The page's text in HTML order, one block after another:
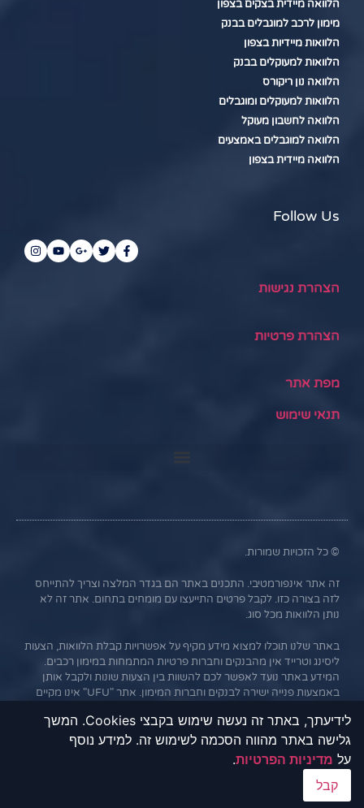
הלוואה מיידית בצקים בצפון
מימון לרכב למוגבלים בבנק
הלוואות מיידיות בצפון
הלוואות למעוקלים בבנק
הלוואה נון ריקורס
הלוואות למעוקלים ומוגבלים
הלוואה לחשבון מעוקל
הלוואה למוגבלים באמצעים
הלוואה מיידית בצפון
Follow Us
הצהרת נגישות
הצהרת פרטיות
מפת אתר
תנאי שימוש
© כל הזכויות שמורות.
זה אתר אינפורמטיבי. התכנים באתר הם בגדר המלצה וצריך להתייחס
לזה בצורה כזו. לקבל פרטים התייעצו עם מומחים בתחום. אתר זה לא
נותן הלוואות מכל סוג.
באתר שלנו תוכלו למצוא מידע מקיף על אפשרויות קבלת הלוואות, הצעות
ליסינג וטרייד אין מהבנקים וחברות פרטיות המתמחות במימון רכבים.
המידע באתר נועד לאפשר לכם להשוות בין הצעות שונות ולקבל אותן
באמצעות פנייה ישירה לבנקים וחברות המימון. אתר "UFU" אינו מקיים
לגולשים בלבד. חשוב לציין כי אי עמידה בתנאי ההלוואה או בהחזר
האשראי עלול לגרור חיוב בריבית פיגורים והליכי הוצאה לפועל.
תנאי שימוש תקנון אתר - UFU הלוואות
לידיעתך, באתר זה נעשה שימוש בקבצי Cookies. המשך
גלישה באתר מהווה הסכמה לשימוש זה. למידע נוסף
על מדיניות הפרטיות.
קבל